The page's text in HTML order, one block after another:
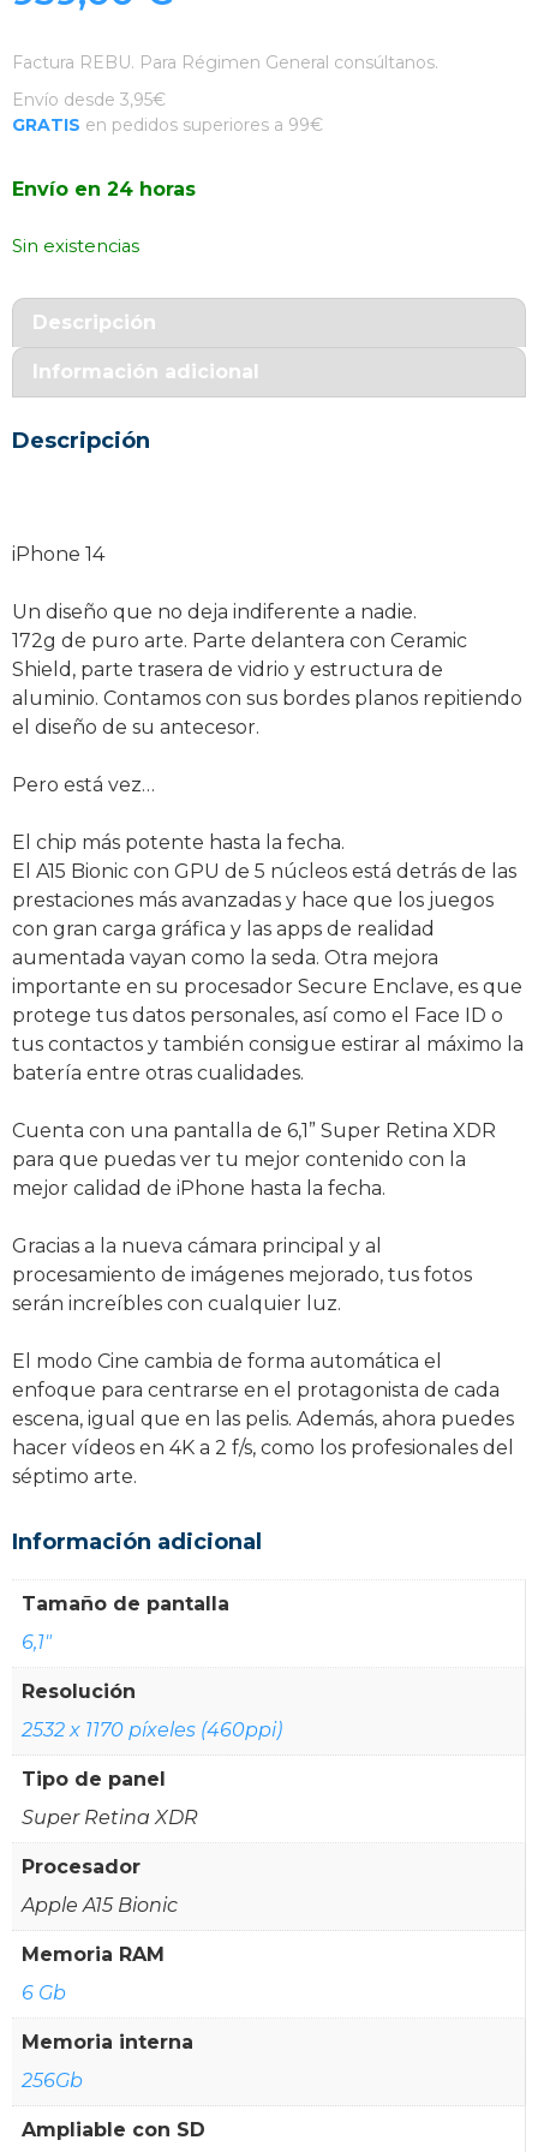
Factura REBU. Para Régimen General consúltanos.
Envío desde 3,95€
GRATIS en pedidos superiores a 99€
Envío en 24 horas
Sin existencias
Descripción
Información adicional
Descripción
iPhone 14
Un diseño que no deja indiferente a nadie.
172g de puro arte. Parte delantera con Ceramic
Shield, parte trasera de vidrio y estructura de
aluminio. Contamos con sus bordes planos repitiendo
el diseño de su antecesor.
Pero está vez…
El chip más potente hasta la fecha.
El A15 Bionic con GPU de 5 núcleos está detrás de las
prestaciones más avanzadas y hace que los juegos
con gran carga gráfica y las apps de realidad
aumentada vayan como la seda. Otra mejora
importante en su procesador Secure Enclave, es que
protege tus datos personales, así como el Face ID o
tus contactos y también consigue estirar al máximo la
batería entre otras cualidades.
Cuenta con una pantalla de 6,1” Super Retina XDR
para que puedas ver tu mejor contenido con la
mejor calidad de iPhone hasta la fecha.
Gracias a la nueva cámara principal y al
procesamiento de imágenes mejorado, tus fotos
serán increíbles con cualquier luz.
El modo Cine cambia de forma automática el
enfoque para centrarse en el protagonista de cada
escena, igual que en las pelis. Además, ahora puedes
hacer vídeos en 4K a 2 f/s, como los profesionales del
séptimo arte.
Información adicional
Tamaño de pantalla
6,1"
Resolución
2532 x 1170 píxeles (460ppi)
Tipo de panel
Super Retina XDR
Procesador
Apple A15 Bionic
Memoria RAM
6 Gb
Memoria interna
256Gb
Ampliable con SD